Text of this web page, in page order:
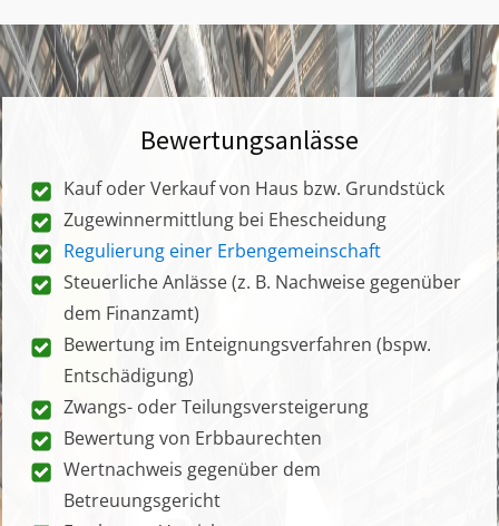
Bewertungsanlässe
Kauf oder Verkauf von Haus bzw. Grundstück
Zugewinnermittlung bei Ehescheidung
Regulierung einer Erbengemeinschaft
Steuerliche Anlässe (z. B. Nachweise gegenüber
dem Finanzamt)
Bewertung im Enteignungsverfahren (bspw.
Entschädigung)
Zwangs- oder Teilungsversteigerung
Bewertung von Erbbaurechten
Wertnachweis gegenüber dem
Betreuungsgericht